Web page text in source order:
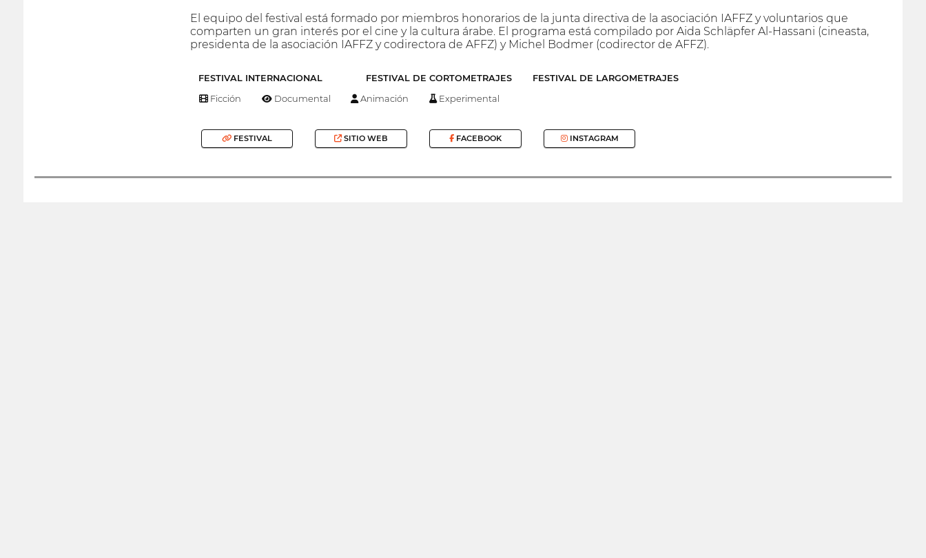
El equipo del festival está formado por miembros honorarios de la junta directiva de la asociación IAFFZ y voluntarios que
comparten un gran interés por el cine y la cultura árabe. El programa está compilado por Aida Schläpfer Al-Hassani (cineasta,
presidenta de la asociación IAFFZ y codirectora de AFFZ) y Michel Bodmer (codirector de AFFZ).
FESTIVAL INTERNACIONAL FESTIVAL DE CORTOMETRAJES FESTIVAL DE LARGOMETRAJES
Ficción Documental Animación Experimental
FESTIVAL SITIO WEB FACEBOOK INSTAGRAM